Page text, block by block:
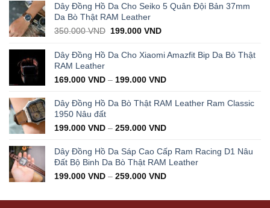
Dây Đồng Hồ Da Cho Seiko 5 Quân Đội Bản 37mm
Da Bò Thật RAM Leather
350.000VND Original
was:
199.000VNDCurrent
is:
199.000 VND.
Dây Đồng Hồ Da Cho Xiaomi Amazfit Bip Da Bò Thật
RAM Leather
169.000 VND – 199.000 VND
Dây Đồng Hồ Da Bò Thật RAM Leather Ram Classic
1950 Nâu đất
199.000 VND – 259.000 VND
Dây Đồng Hồ Da Sáp Cao Cấp Ram Racing D1 Nâu
Đất Bộ Binh Da Bò Thật RAM Leather
199.000 VND – 259.000 VND